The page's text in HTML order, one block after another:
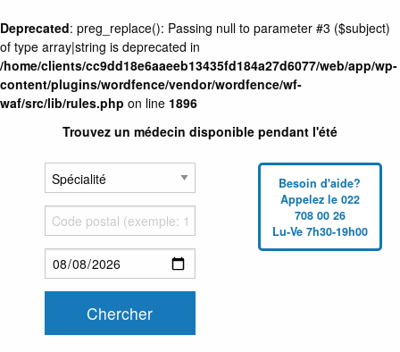
Deprecated: preg_replace(): Passing null to parameter #3 ($subject)
of type array|string is deprecated in
/home/clients/cc9dd18e6aaeeb13435fd184a27d6077/web/app/wp-
content/plugins/wordfence/vendor/wordfence/wf-
waf/src/lib/rules.php on line 1896
Trouvez un médecin disponible pendant l'été
Besoin d'aide?
Appelez le 022
708 00 26
Lu-Ve 7h30-19h00